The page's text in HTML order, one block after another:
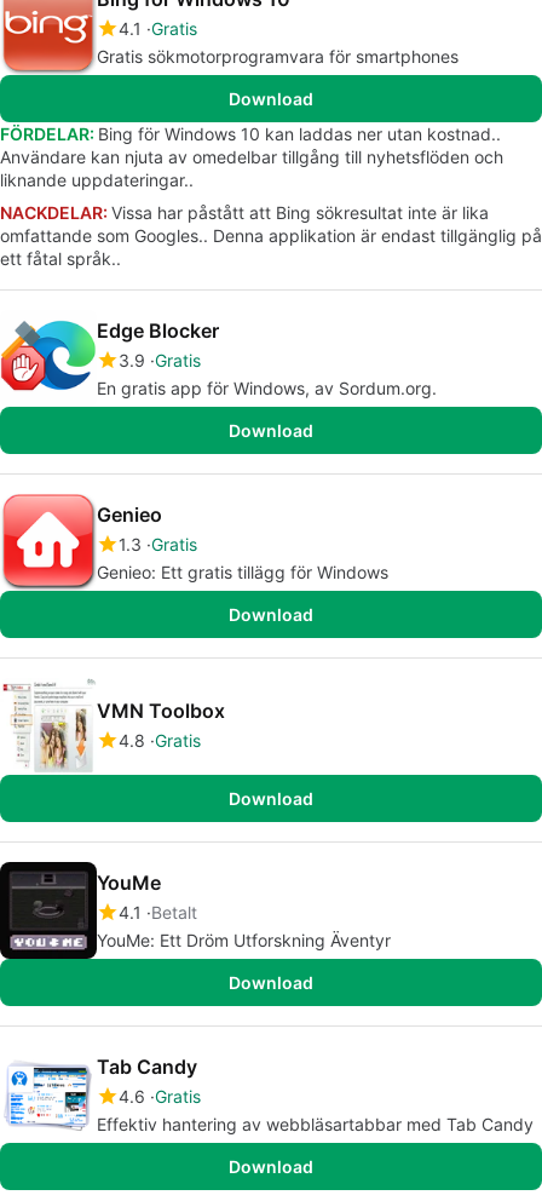
4.1 Gratis
Gratis sökmotorprogramvara för smartphones
Download
FÖRDELAR: Bing för Windows 10 kan laddas ner utan kostnad..
Användare kan njuta av omedelbar tillgång till nyhetsflöden och
liknande uppdateringar..
NACKDELAR: Vissa har påstått att Bing sökresultat inte är lika
omfattande som Googles.. Denna applikation är endast tillgänglig på
ett fåtal språk..
Edge Blocker
3.9 Gratis
En gratis app för Windows, av Sordum.org.
Download
Genieo
1.3 Gratis
Genieo: Ett gratis tillägg för Windows
Download
VMN Toolbox
4.8 Gratis
Download
YouMe
4.1
Betalt
YouMe: Ett Dröm Utforskning Äventyr
Download
Tab Candy
4.6 Gratis
Effektiv hantering av webbläsartabbar med Tab Candy
Download